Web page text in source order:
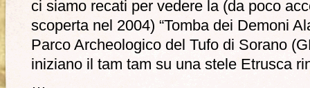
ci siamo recati per vedere la (da poco
scoperta nel 2004) “Tomba dei Demoni
Parco Archeologico del Tufo di Sorano
iniziano il tam tam su una stele Etrusca
…